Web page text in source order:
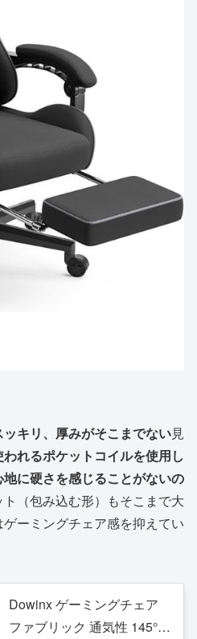
キリ、厚みがそこまでない見
れるポケットコイルを使用し
に硬さを感じることがないの
（包み込む形）もそこまで大
ーミングチェア感を抑えてい
Dowinx ゲーミングチェア
ファブリック 通気性 145°リ